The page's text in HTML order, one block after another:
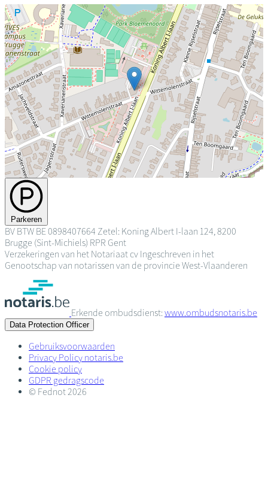
Parkeren
BV BTW BE 0898407664 Zetel: Koning Albert I-laan 124, 8200
Brugge (Sint-Michiels) RPR Gent
Verzekeringen van het Notariaat cv Ingeschreven in het
Genootschap van notarissen van de provincie West-Vlaanderen
Erkende ombudsdienst:www.ombudsnotaris.be
Data Protection Officer
Gebruiksvoorwaarden
Privacy Policy notaris.be
Cookie policy
GDPR gedragscode
© Fednot 2026